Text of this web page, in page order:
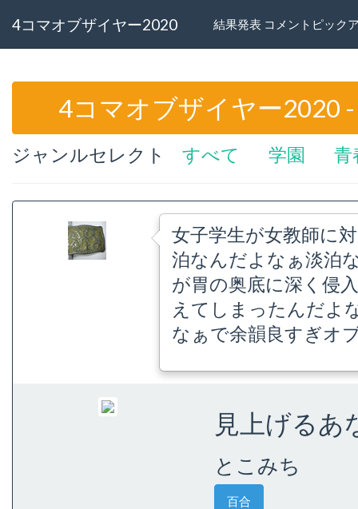
4コマオブザイヤー2020 結果発表 コメントピック
4コマオブザイヤー2020
ジャンルセレクト すべて 学園 青
女子学生が女教師に
泊なんだよなぁ淡泊
が胃の奥底に深く侵
えてしまったんだよ
なぁで余韻良すぎオ
見上げるあ
とこみち
百合